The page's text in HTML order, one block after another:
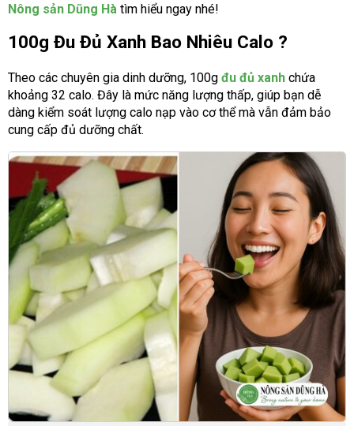
Nông sản Dũng Hà tìm hiểu ngay nhé!
100g Đu Đủ Xanh Bao Nhiêu Calo ?
Theo các chuyên gia dinh dưỡng, 100g đu đủ xanh chứa
khoảng 32 calo. Đây là mức năng lượng thấp, giúp bạn dễ
dàng kiểm soát lượng calo nạp vào cơ thể mà vẫn đảm bảo
cung cấp đủ dưỡng chất.